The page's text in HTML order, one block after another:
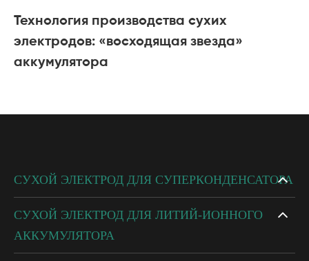
Технология производства сухих
электродов: «восходящая звезда»
аккумулятора
СУХОЙ ЭЛЕКТРОД ДЛЯ СУПЕРКОНДЕНСАТОРА
СУХОЙ ЭЛЕКТРОД ДЛЯ ЛИТИЙ-ИОННОГО
АККУМУЛЯТОРА